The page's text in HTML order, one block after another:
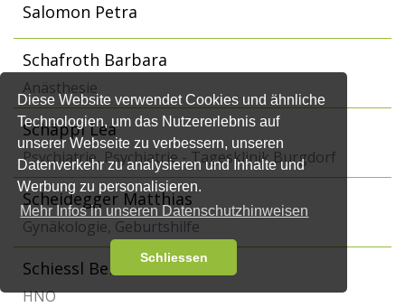
Diese Website verwendet Cookies und ähnliche
Technologien, um das Nutzererlebnis auf
unserer Webseite zu verbessern, unseren
Datenverkehr zu analysieren und Inhalte und
Werbung zu personalisieren.
Mehr Infos in unseren Datenschutzhinweisen
Schliessen
Salomon Petra
Schafroth Barbara
Anästhesie
Schäppi Lea
Psychiatrie, Psychiatrie - Tagesklinik Burgdorf
Scheidegger Matthias
Gynäkologie, Geburtshilfe
Schiessl Bernard
HNO